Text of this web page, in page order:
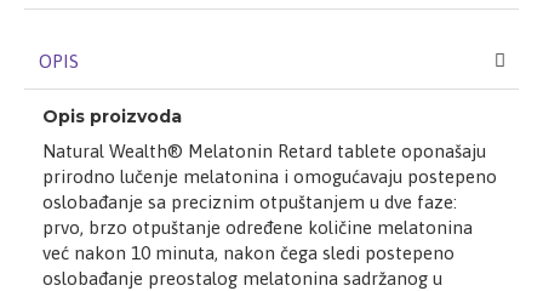
OPIS
Opis proizvoda
Natural Wealth® Melatonin Retard tablete oponašaju
prirodno lučenje melatonina i omogućavaju postepeno
oslobađanje sa preciznim otpuštanjem u dve faze:
prvo, brzo otpuštanje određene količine melatonina
već nakon 10 minuta, nakon čega sledi postepeno
oslobađanje preostalog melatonina sadržanog u